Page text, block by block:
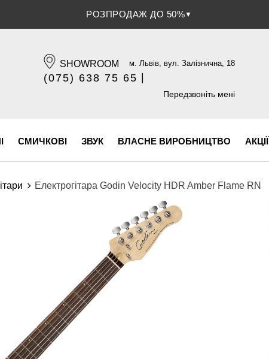
РОЗПРОДАЖ ДО 50%▼
SHOWROOM м. Львів, вул. Залізнична, 18
(075) 638 75 65
(096) 609 84 32
Передзвоніть мені
СМИЧКОВІ ЗВУК ВЛАСНЕ ВИРОБНИЦТВО АКЦІЇ
Електрогітара Godin Velocity HDR Amber Flame RN